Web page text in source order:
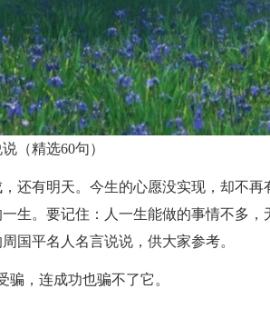
（精选60句）
还有明天。今生的心愿没实现，却不
生。要记住：人一生能做的事情不多
国平名人名言说说，供大家参考。
骗，连成功也骗不了它。